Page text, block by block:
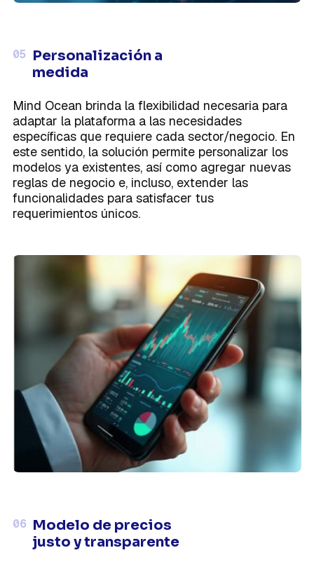
05 Personalización a
medida
Mind Ocean brinda la flexibilidad necesaria para
adaptar la plataforma a las necesidades
específicas que requiere cada sector/negocio. En
este sentido, la solución permite personalizar los
modelos ya existentes, así como agregar nuevas
reglas de negocio e, incluso, extender las
funcionalidades para satisfacer tus
requerimientos únicos.
06 Modelo de precios
justo y transparente